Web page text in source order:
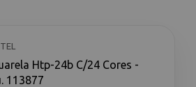
Htp-24b C/24 Cores -
113877